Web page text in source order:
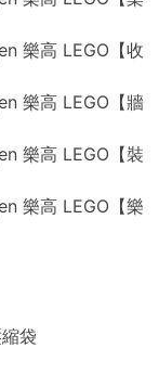
樂高 LEGO【收
樂高 LEGO【牆
樂高 LEGO【裝
樂高 LEGO【樂
袋